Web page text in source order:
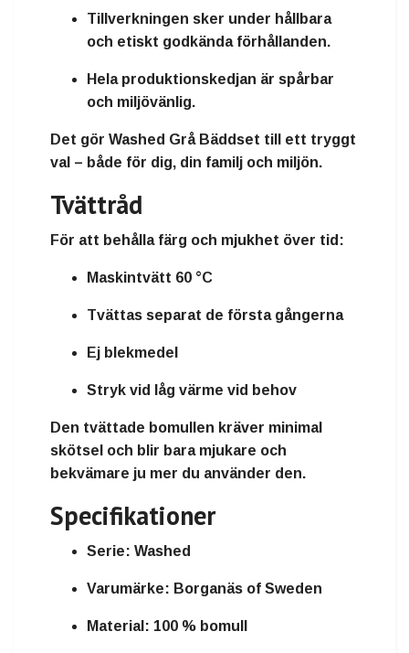
Tillverkningen sker under hållbara
och etiskt godkända förhållanden.
Hela produktionskedjan är spårbar
och miljövänlig.
Det gör Washed Grå Bäddset till ett tryggt
val – både för dig, din familj och miljön.
Tvättråd
För att behålla färg och mjukhet över tid:
Maskintvätt 60 °C
Tvättas separat de första gångerna
Ej blekmedel
Stryk vid låg värme vid behov
Den tvättade bomullen kräver minimal
skötsel och blir bara mjukare och
bekvämare ju mer du använder den.
Specifikationer
Serie: Washed
Varumärke: Borganäs of Sweden
Material: 100 % bomull